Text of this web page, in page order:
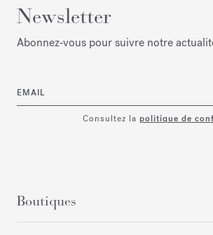
Newsletter
Abonnez‑vous pour suivre notre
EMAIL
Consultez la politique de
Boutiques